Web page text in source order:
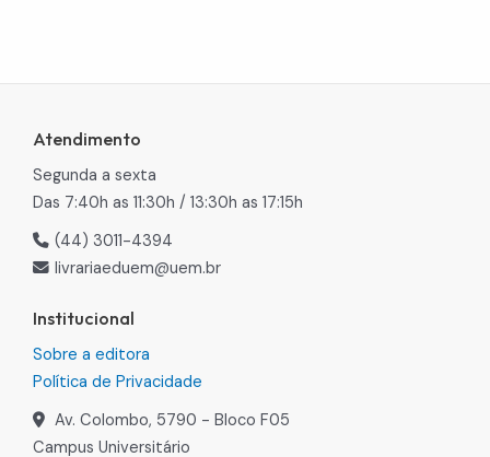
Atendimento
Segunda a sexta
Das 7:40h as 11:30h / 13:30h as 17:15h
(44) 3011-4394
livrariaeduem@uem.br
Institucional
Sobre a editora
Política de Privacidade
Av. Colombo, 5790 - Bloco F05
Campus Universitário